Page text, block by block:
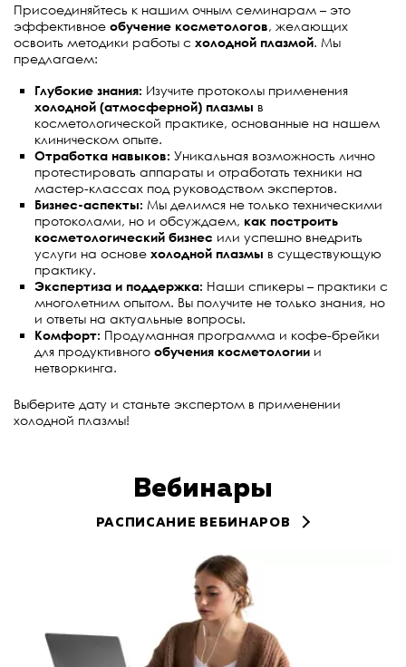
и
я
а
в
г
а
ц
и
Присоединяйтесь к нашим очным семинарам – это
эффективное обучение косметологов, желающих
освоить методики работы с холодной плазмой. Мы
предлагаем:
Глубокие знания: Изучите протоколы применения
холодной (атмосферной) плазмы в
косметологической практике, основанные на нашем
клиническом опыте.
Отработка навыков: Уникальная возможность лично
протестировать аппараты и отработать техники на
мастер-классах под руководством экспертов.
Бизнес-аспекты: Мы делимся не только техническими
протоколами, но и обсуждаем, как построить
косметологический бизнес или успешно внедрить
услуги на основе холодной плазмы в существующую
практику.
Экспертиза и поддержка: Наши спикеры – практики с
многолетним опытом. Вы получите не только знания, но
и ответы на актуальные вопросы.
Комфорт: Продуманная программа и кофе-брейки
для продуктивного обучения косметологиии
нетворкинга.
Выберите дату и станьте экспертом в применении
холодной плазмы!
Вебинары
РАСПИСАНИЕ ВЕБИНАРОВ